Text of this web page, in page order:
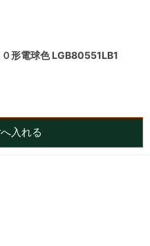
形電球色 LGB80551LB1
入れる